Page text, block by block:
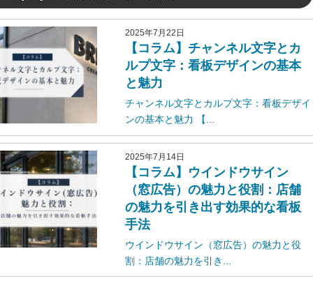
2025年7月22日
【コラム】チャンネル文字とカ
ルプ文字：看板デザインの基本
と魅力
チャンネル文字とカルプ文字：看板デザイ
ンの基本と魅力 【...
2025年7月14日
【コラム】ウインドウサイン
（窓広告）の魅力と役割：店舗
の魅力を引き出す効果的な看板
手法
ウインドウサイン（窓広告）の魅力と役
割：店舗の魅力を引き...